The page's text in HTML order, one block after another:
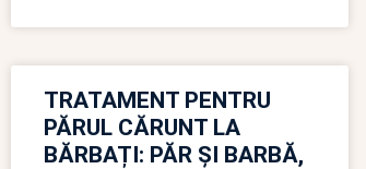
TRATAMENT PENTRU
PĂRUL CĂRUNT LA
BĂRBAȚI: PĂR ȘI BARBĂ,